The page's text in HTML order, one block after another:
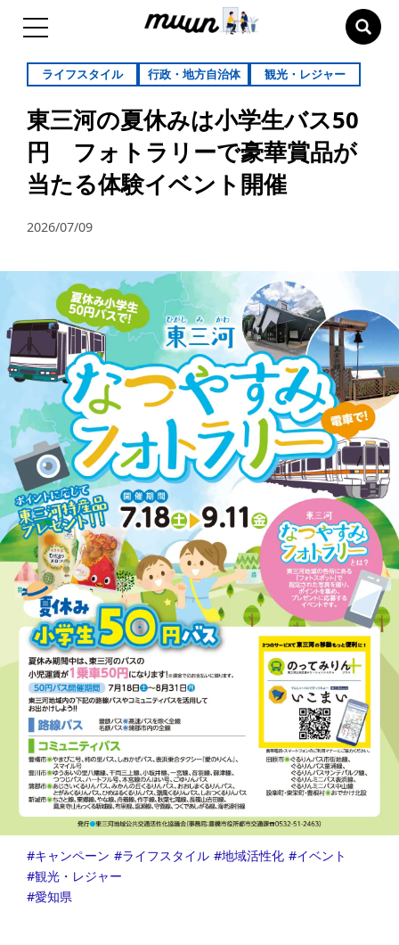
ライフスタイル 行政・地方自治体 観光・レジャー
東三河の夏休みは小学生バス50
円 フォトラリーで豪華賞品が
当たる体験イベント開催
2026/07/09
キャンペーン ライフスタイル 地域活性化
イベント
観光・レジャー
愛知県